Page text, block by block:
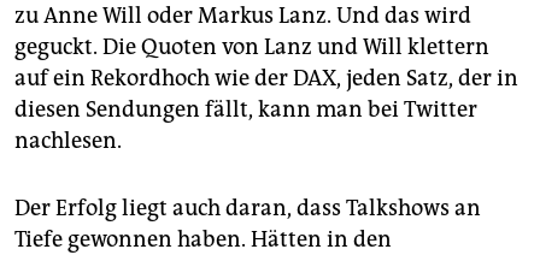
zu Anne Will oder Markus Lanz. Und das wird
geguckt. Die Quoten von Lanz und Will klettern
auf ein Rekordhoch wie der DAX, jeden Satz, der in
diesen Sendungen fällt, kann man bei Twitter
nachlesen.
Der Erfolg liegt auch daran, dass Talkshows an
Tiefe gewonnen haben. Hätten in den